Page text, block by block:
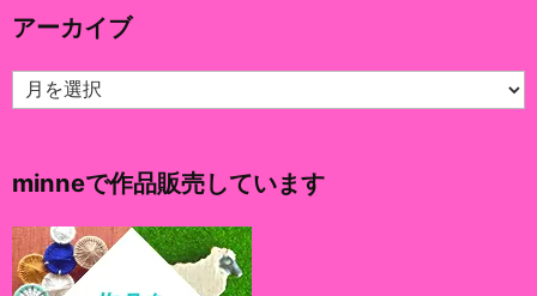
ー
アーカイブ
ア
ー
ブ
minneで作品販売しています